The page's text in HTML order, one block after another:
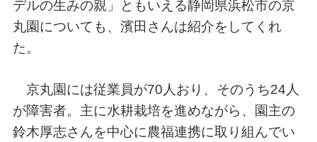
デルの生みの親」ともいえる静岡県浜松市の京
丸園についても、濱田さんは紹介をしてくれ
た。
京丸園には従業員が70人おり、そのうち24人
が障害者。主に水耕栽培を進めながら、園主の
鈴木厚志さんを中心に農福連携に取り組んでい